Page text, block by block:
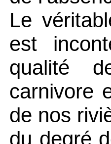
Le
est
qualité
carnivore
de nos
du degré